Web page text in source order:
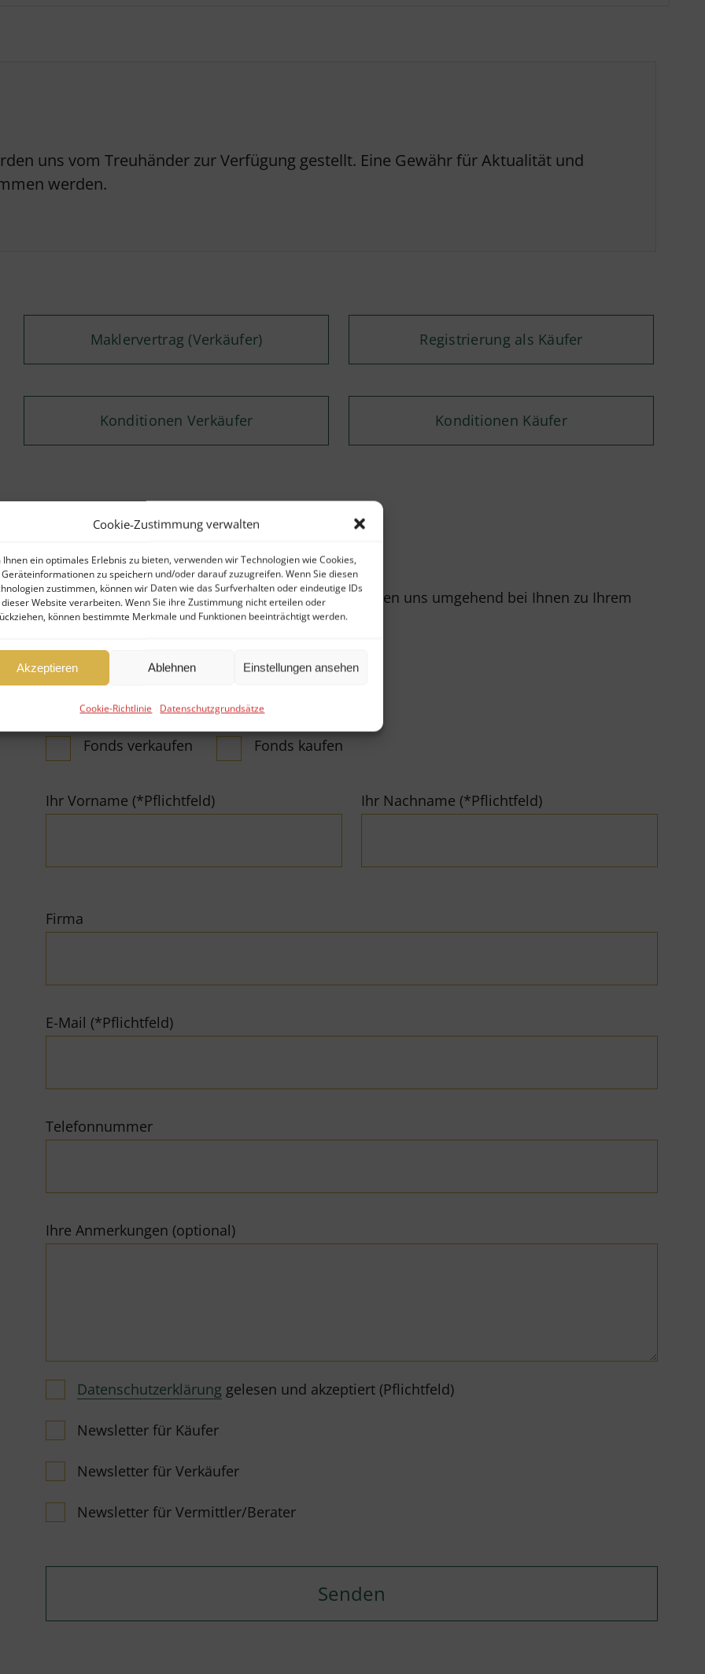
Cookie-Zustimmung verwalten
Ihnen ein optimales Erlebnis zu bieten, verwenden wir Technologien wie Cookies,
Geräteinformationen zu speichern und/oder darauf zuzugreifen. Wenn Sie diesen
zustimmen, können wir Daten wie das Surfverhalten oder eindeutige IDs
Website verarbeiten. Wenn Sie ihre Zustimmung nicht erteilen oder
können bestimmte Merkmale und Funktionen beeinträchtigt werden.
Akzeptieren Ablehnen Einstellungen ansehen
Cookie-Richtlinie Datenschutzgrundsätze
uns vom Treuhänder zur Verfügung gestellt. Eine Gewähr für Aktualität und
werden.
Maklervertrag (Verkäufer) Registrierung als Käufer
Konditionen Verkäufer Konditionen Käufer
Kontaktformular
Nutzen Sie gern unser Kontaktformular – wir melden uns umgehend bei Ihnen zu Ihrem
Anliegen:
Fonds verkaufen Fonds kaufen
Ihr Vorname (*Pflichtfeld) Ihr Nachname (*Pflichtfeld)
Firma
E-Mail (*Pflichtfeld)
Telefonnummer
Ihre Anmerkungen (optional)
Datenschutzerklärung gelesen und akzeptiert (Pflichtfeld)
Newsletter für Käufer
Newsletter für Verkäufer
Newsletter für Vermittler/Berater